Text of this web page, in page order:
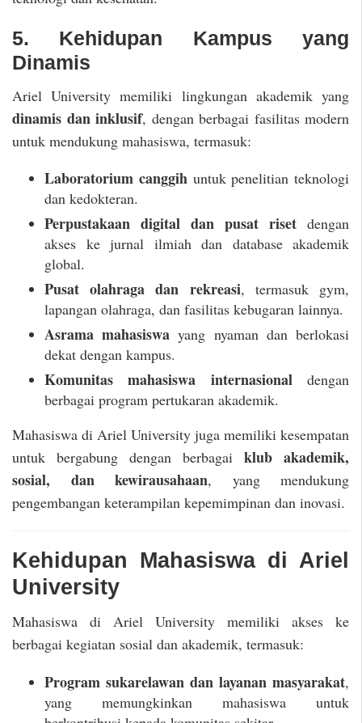
5. Kehidupan Kampus yang
Dinamis
Ariel University memiliki lingkungan akademik yang
dinamis dan inklusif, dengan berbagai fasilitas modern
untuk mendukung mahasiswa, termasuk:
Laboratorium canggihuntuk penelitian teknologi
dan kedokteran.
Perpustakaan digital dan pusat riset dengan
akses ke jurnal ilmiah dan database akademik
global.
Pusat olahraga dan rekreasi, termasuk gym,
lapangan olahraga, dan fasilitas kebugaran lainnya.
Asrama mahasiswa yang nyaman dan berlokasi
dekat dengan kampus.
Komunitas mahasiswa internasionaldengan
berbagai program pertukaran akademik.
Mahasiswa di Ariel University juga memiliki kesempatan
untuk bergabung dengan berbagai klub akademik,
sosial, dan kewirausahaan, yang mendukung
pengembangan keterampilan kepemimpinan dan inovasi.
Kehidupan Mahasiswa di Ariel
University
Mahasiswa di Ariel University memiliki akses ke
berbagai kegiatan sosial dan akademik, termasuk:
Program sukarelawan dan layanan masyarakat,
yang memungkinkan mahasiswa untuk